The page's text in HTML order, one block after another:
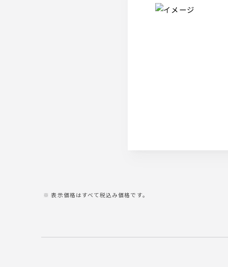
表示価格はすべて税込み価格です。